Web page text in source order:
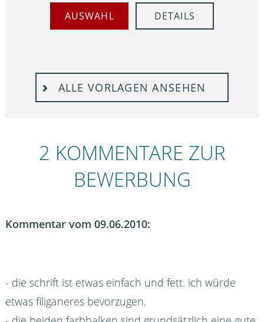
AUSWAHL DETAILS
ALLE VORLAGEN ANSEHEN
2 KOMMENTARE ZUR
BEWERBUNG
Kommentar vom 09.06.2010:
- die schrift ist etwas einfach und fett. ich würde
etwas filiganeres bevorzugen.